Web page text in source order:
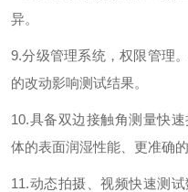
异。
9.分级管理系统，权限管理
的改动影响测试结果。
10.具备双边接触角测量快
体的表面润湿性能、更准确
11.动态拍摄、视频快速测